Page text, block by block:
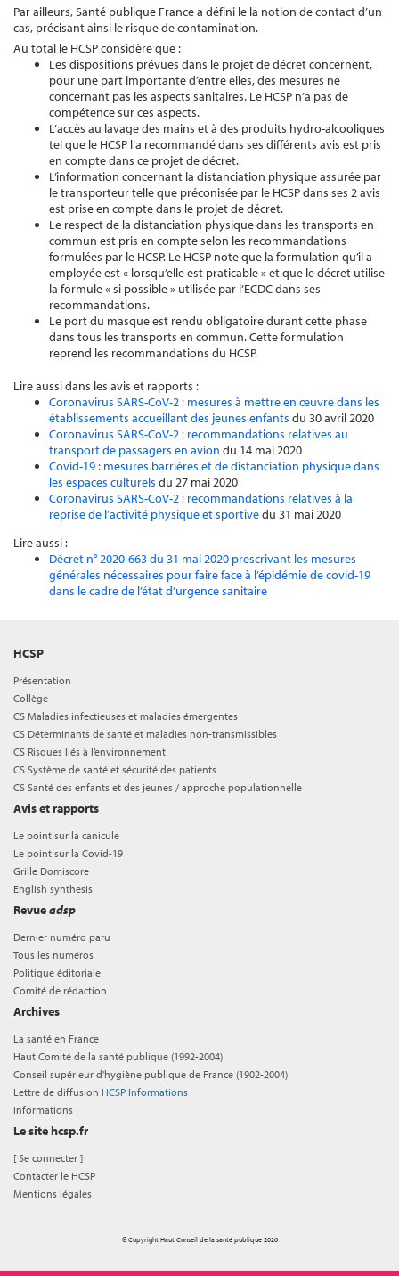
Par ailleurs, Santé publique France a défini le la notion de contact d’un
cas, précisant ainsi le risque de contamination.
Au total le HCSP considère que :
Les dispositions prévues dans le projet de décret concernent,
pour une part importante d’entre elles, des mesures ne
concernant pas les aspects sanitaires. Le HCSP n’a pas de
compétence sur ces aspects.
L’accès au lavage des mains et à des produits hydro-alcooliques
tel que le HCSP l’a recommandé dans ses différents avis est pris
en compte dans ce projet de décret.
L’information concernant la distanciation physique assurée par
le transporteur telle que préconisée par le HCSP dans ses 2 avis
est prise en compte dans le projet de décret.
Le respect de la distanciation physique dans les transports en
commun est pris en compte selon les recommandations
formulées par le HCSP. Le HCSP note que la formulation qu’il a
employée est « lorsqu’elle est praticable » et que le décret utilise
la formule « si possible » utilisée par l’ECDC dans ses
recommandations.
Le port du masque est rendu obligatoire durant cette phase
dans tous les transports en commun. Cette formulation
reprend les recommandations du HCSP.
Lire aussi dans les avis et rapports :
Coronavirus SARS-CoV-2 : mesures à mettre en œuvre dans les
établissements accueillant des jeunes enfants du 30 avril 2020
Coronavirus SARS-CoV-2 : recommandations relatives au
transport de passagers en avion du 14 mai 2020
Covid-19 : mesures barrières et de distanciation physique dans
les espaces culturels du 27 mai 2020
Coronavirus SARS-CoV-2 : recommandations relatives à la
reprise de l’activité physique et sportivedu 31 mai 2020
Lire aussi :
Décret n° 2020-663 du 31 mai 2020 prescrivant les mesures
générales nécessaires pour faire face à l’épidémie de covid-19
dans le cadre de l’état d’urgence sanitaire
HCSP
Présentation
Collège
CS Maladies infectieuses et maladies émergentes
CS Déterminants de santé et maladies non-transmissibles
CS Risques liés à l’environnement
CS Système de santé et sécurité des patients
CS Santé des enfants et des jeunes / approche populationnelle
Avis et rapports
Le point sur la canicule
Le point sur la Covid-19
Grille Domiscore
English synthesis
Revueadsp
Dernier numéro paru
Tous les numéros
Politique éditoriale
Comité de rédaction
Archives
La santé en France
Haut Comité de la santé publique (1992-2004)
Conseil supérieur d'hygiène publique de France (1902-2004)
Lettre de diffusion HCSP Informations
Informations
Le site hcsp.fr
[Se connecter ]
Contacter le HCSP
Mentions légales
© Copyright Haut Conseil de la santé publique 2026